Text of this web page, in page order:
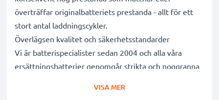
överträffar originalbatteriets prestanda - allt för ett
stort antal laddningscykler.
Överlägsen kvalitet och säkerhetsstandarder
Vi är batterispecialister sedan 2004 och alla våra
ersättningsbatterier genomgår strikta och noggranna
VISA MER